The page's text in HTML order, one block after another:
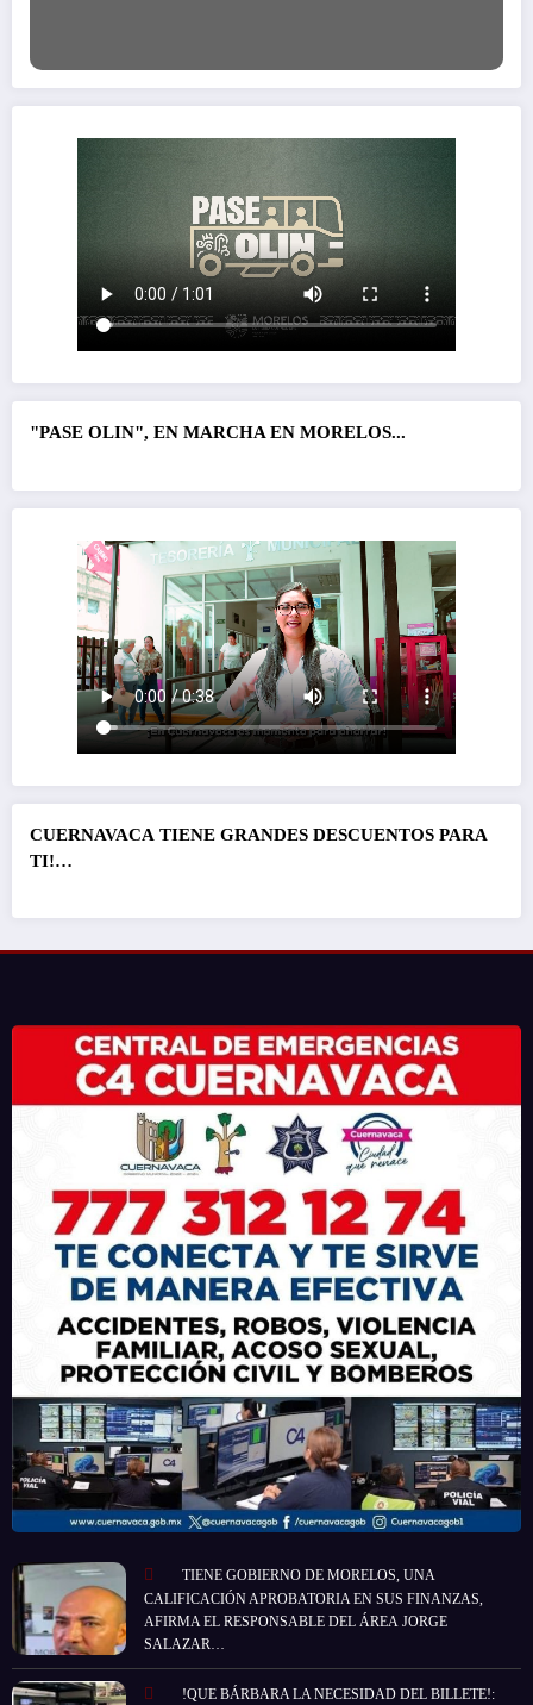
"PASE OLIN", EN MARCHA EN MORELOS...
CUERNAVACA TIENE GRANDES DESCUENTOS PARA
TI!…
TIENE GOBIERNO DE MORELOS, UNA
CALIFICACIÓN APROBATORIA EN SUS FINANZAS,
AFIRMA EL RESPONSABLE DEL ÁREA JORGE
SALAZAR…
!QUE BÁRBARA LA NECESIDAD DEL BILLETE!: